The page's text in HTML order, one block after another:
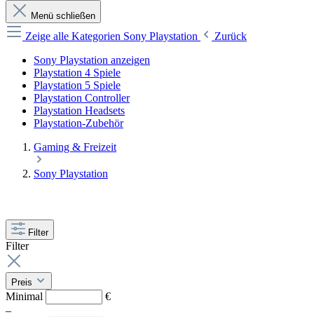
Menü schließen
Zeige alle Kategorien Sony Playstation
Zurück
Sony Playstation anzeigen
Playstation 4 Spiele
Playstation 5 Spiele
Playstation Controller
Playstation Headsets
Playstation-Zubehör
Gaming & Freizeit
Sony Playstation
Filter
Filter
Preis
Minimal
€
–